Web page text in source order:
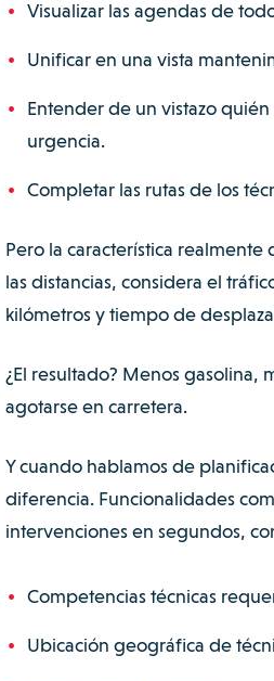
Visualizar las agendas de
Unificar en una vista
Entender de un vistazo
urgencia.
Completar las rutas de los
Pero la característica
las distancias, considera el
kilómetros y tiempo de
¿El resultado? Menos gasolina,
agotarse en carretera.
Y cuando hablamos de
diferencia. Funcionalidades
intervenciones en segundos,
Competencias técnicas
Ubicación geográfica de